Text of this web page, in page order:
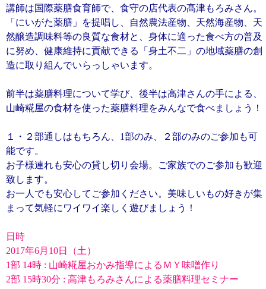
講師は国際薬膳食育師で、食守の店代表の髙津もろみさん。
「にいがた薬膳」を提唱し、自然農法産物、天然海産物、天
然醸造調味料等の良質な食材と、身体に適った食べ方の普及
に努め、健康維持に貢献できる「身土不二」の地域薬膳の創
造に取り組んでいらっしゃいます。
前半は薬膳料理について学び、後半は高津さんの手による、
山崎糀屋の食材を使った薬膳料理をみんなで食べましょう！
１・２部通しはもちろん、1部のみ、２部のみのご参加も可
能です。
お子様連れも安心の貸し切り会場。ご家族でのご参加も歓迎
致します。
お一人でも安心してご参加ください。美味しいもの好きが集
まって気軽にワイワイ楽しく遊びましょう！
日時
2017年6月10日（土）
1部 14時 : 山崎糀屋おかみ指導によるＭＹ味噌作り
2部 15時30分 : 高津もろみさんによる薬膳料理セミナー